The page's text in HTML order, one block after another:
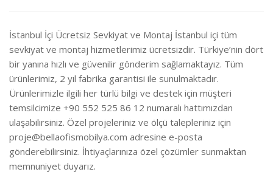
İstanbul İçi Ücretsiz Sevkiyat ve Montaj İstanbul içi tüm
sevkiyat ve montaj hizmetlerimiz ücretsizdir. Türkiye’nin dört
bir yanına hızlı ve güvenilir gönderim sağlamaktayız. Tüm
ürünlerimiz, 2 yıl fabrika garantisi ile sunulmaktadır.
Ürünlerimizle ilgili her türlü bilgi ve destek için müşteri
temsilcimize +90 552 525 86 12 numaralı hattımızdan
ulaşabilirsiniz. Özel projeleriniz ve ölçü talepleriniz için
proje@bellaofismobilya.com adresine e-posta
gönderebilirsiniz. İhtiyaçlarınıza özel çözümler sunmaktan
memnuniyet duyarız.